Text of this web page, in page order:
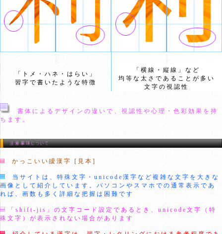
「トメ・ハネ・はらい」
習字で書いたような特徴
「横線・縦線」など
均等な太さであることが多い
文字の視認性
書体によるデザインの違いで、視認性や心理・色彩効果を持
ちます。
かっこいい皧漢字 [見本]
当サイトは、特殊文字・unicode漢字など複雑な文字を大きな
画像として紹介しています。パソコンやスマホでの通常表示であ
れば、画数も多く詳細な把握は困難です
「shift-jis」の文字コード設定であるとき、unicode文字（特
殊文字）が表示されない場合があります